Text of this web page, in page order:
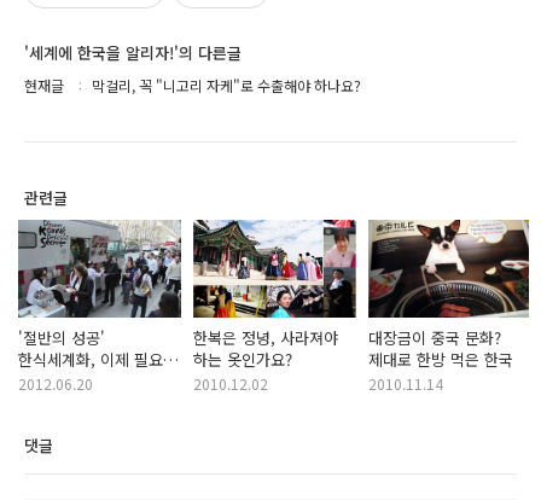
'세계에 한국을 알리자!'의 다른글
현재글 막걸리, 꼭 "니고리 자케"로 수출해야 하나요?
관련글
'절반의 성공'
한식세계화, 이제 필요한
것은?
2012.06.20
한복은 정녕, 사라져야
하는 옷인가요?
2010.12.02
대장금이 중국 문화?
제대로 한방 먹은 한국
2010.11.14
댓글